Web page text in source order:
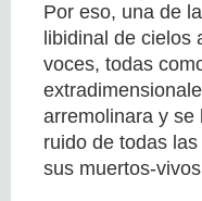
Por eso, una de
libidinal de
voces, todas
arremolinara y se
ruido de todas
sus muertos-